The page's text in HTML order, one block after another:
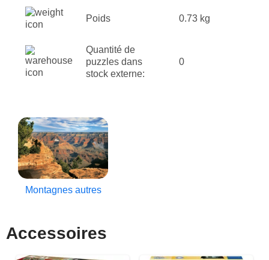
Poids 0.73 kg
Quantité de
puzzles dans
stock externe:
0
Montagnes autres
Accessoires